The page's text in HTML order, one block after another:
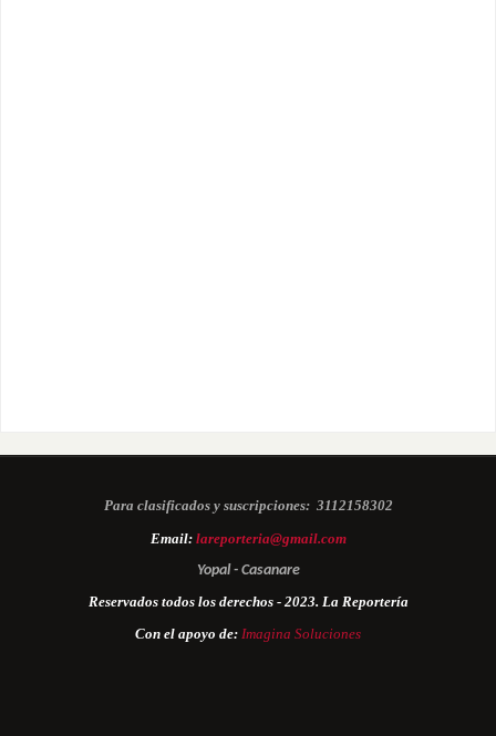
Para clasificados y suscripciones: 3112158302
Email: lareporteria@gmail.com
Yopal - Casanare
Reservados todos los derechos - 2023. La Reportería
Con el apoyo de: Imagina Soluciones